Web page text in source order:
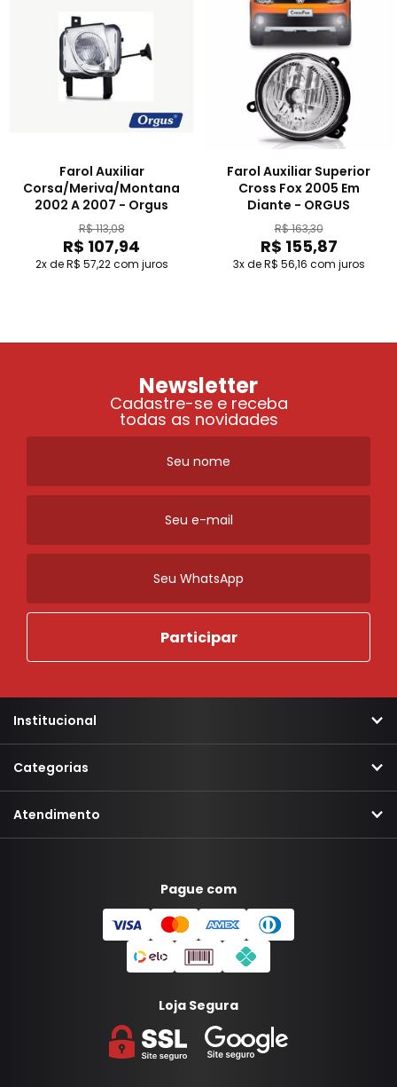
Farol Auxiliar
Corsa/Meriva/Montana
2002 A 2007 - Orgus
R$ 113,08
R$ 107,94
2x de R$ 57,22 com juros
Farol Auxiliar Superior
Cross Fox 2005 Em
Diante - ORGUS
R$ 163,30
R$ 155,87
3x de R$ 56,16 com juros
Newsletter
Cadastre-se e receba
todas as novidades
Institucional
Categorias
Atendimento
Pague com
Loja Segura